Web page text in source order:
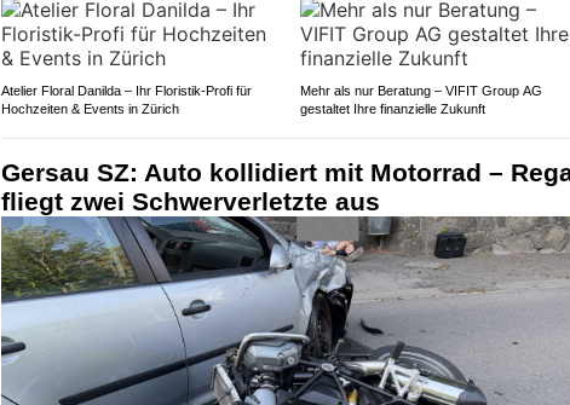
Atelier Floral Danilda – Ihr Floristik-Profi für
Hochzeiten & Events in Zürich
Mehr als nur Beratung – VIFIT Group AG
gestaltet Ihre finanzielle Zukunft
Gersau SZ: Auto kollidiert mit Motorrad –
fliegt zwei Schwerverletzte aus